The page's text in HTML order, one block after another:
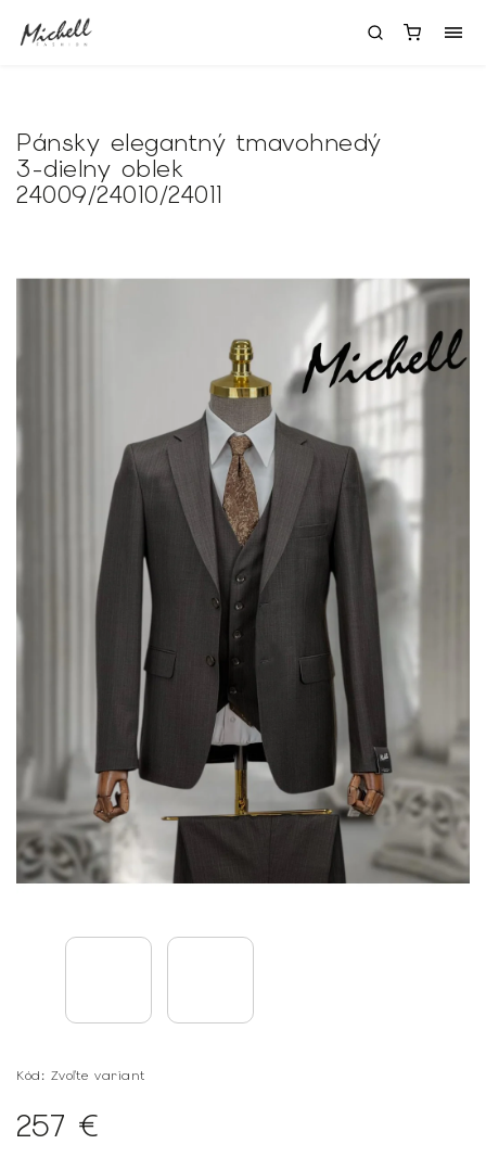
Pánsky elegantný tmavohnedý
3-dielny oblek
24009/24010/24011
Kód: Zvoľte variant
257 €